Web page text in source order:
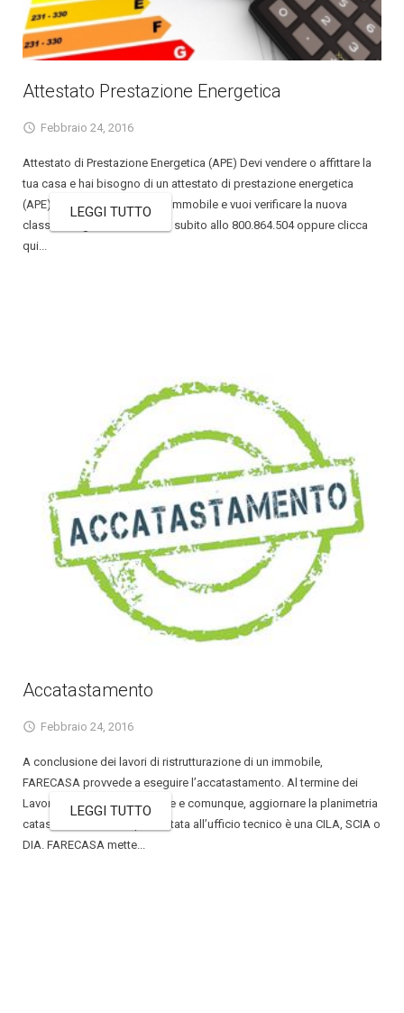
Attestato Prestazione Energetica
Febbraio 24, 2016
Attestato di Prestazione Energetica (APE) Devi vendere o affittare la
tua casa e hai bisogno di un attestato di prestazione energetica
(APE)? hai ristrutturato il tuo immobile e vuoi verificare la nuova
classe energetica? Chiamaci subito allo 800.864.504 oppure clicca
qui...
LEGGI TUTTO
Accatastamento
Febbraio 24, 2016
A conclusione dei lavori di ristrutturazione di un immobile,
FARECASA provvede a eseguire l’accatastamento. Al termine dei
Lavori è obbligatorio, sempre e comunque, aggiornare la planimetria
catastale se l’istanza presentata all’ufficio tecnico è una CILA, SCIA o
DIA. FARECASA mette...
LEGGI TUTTO